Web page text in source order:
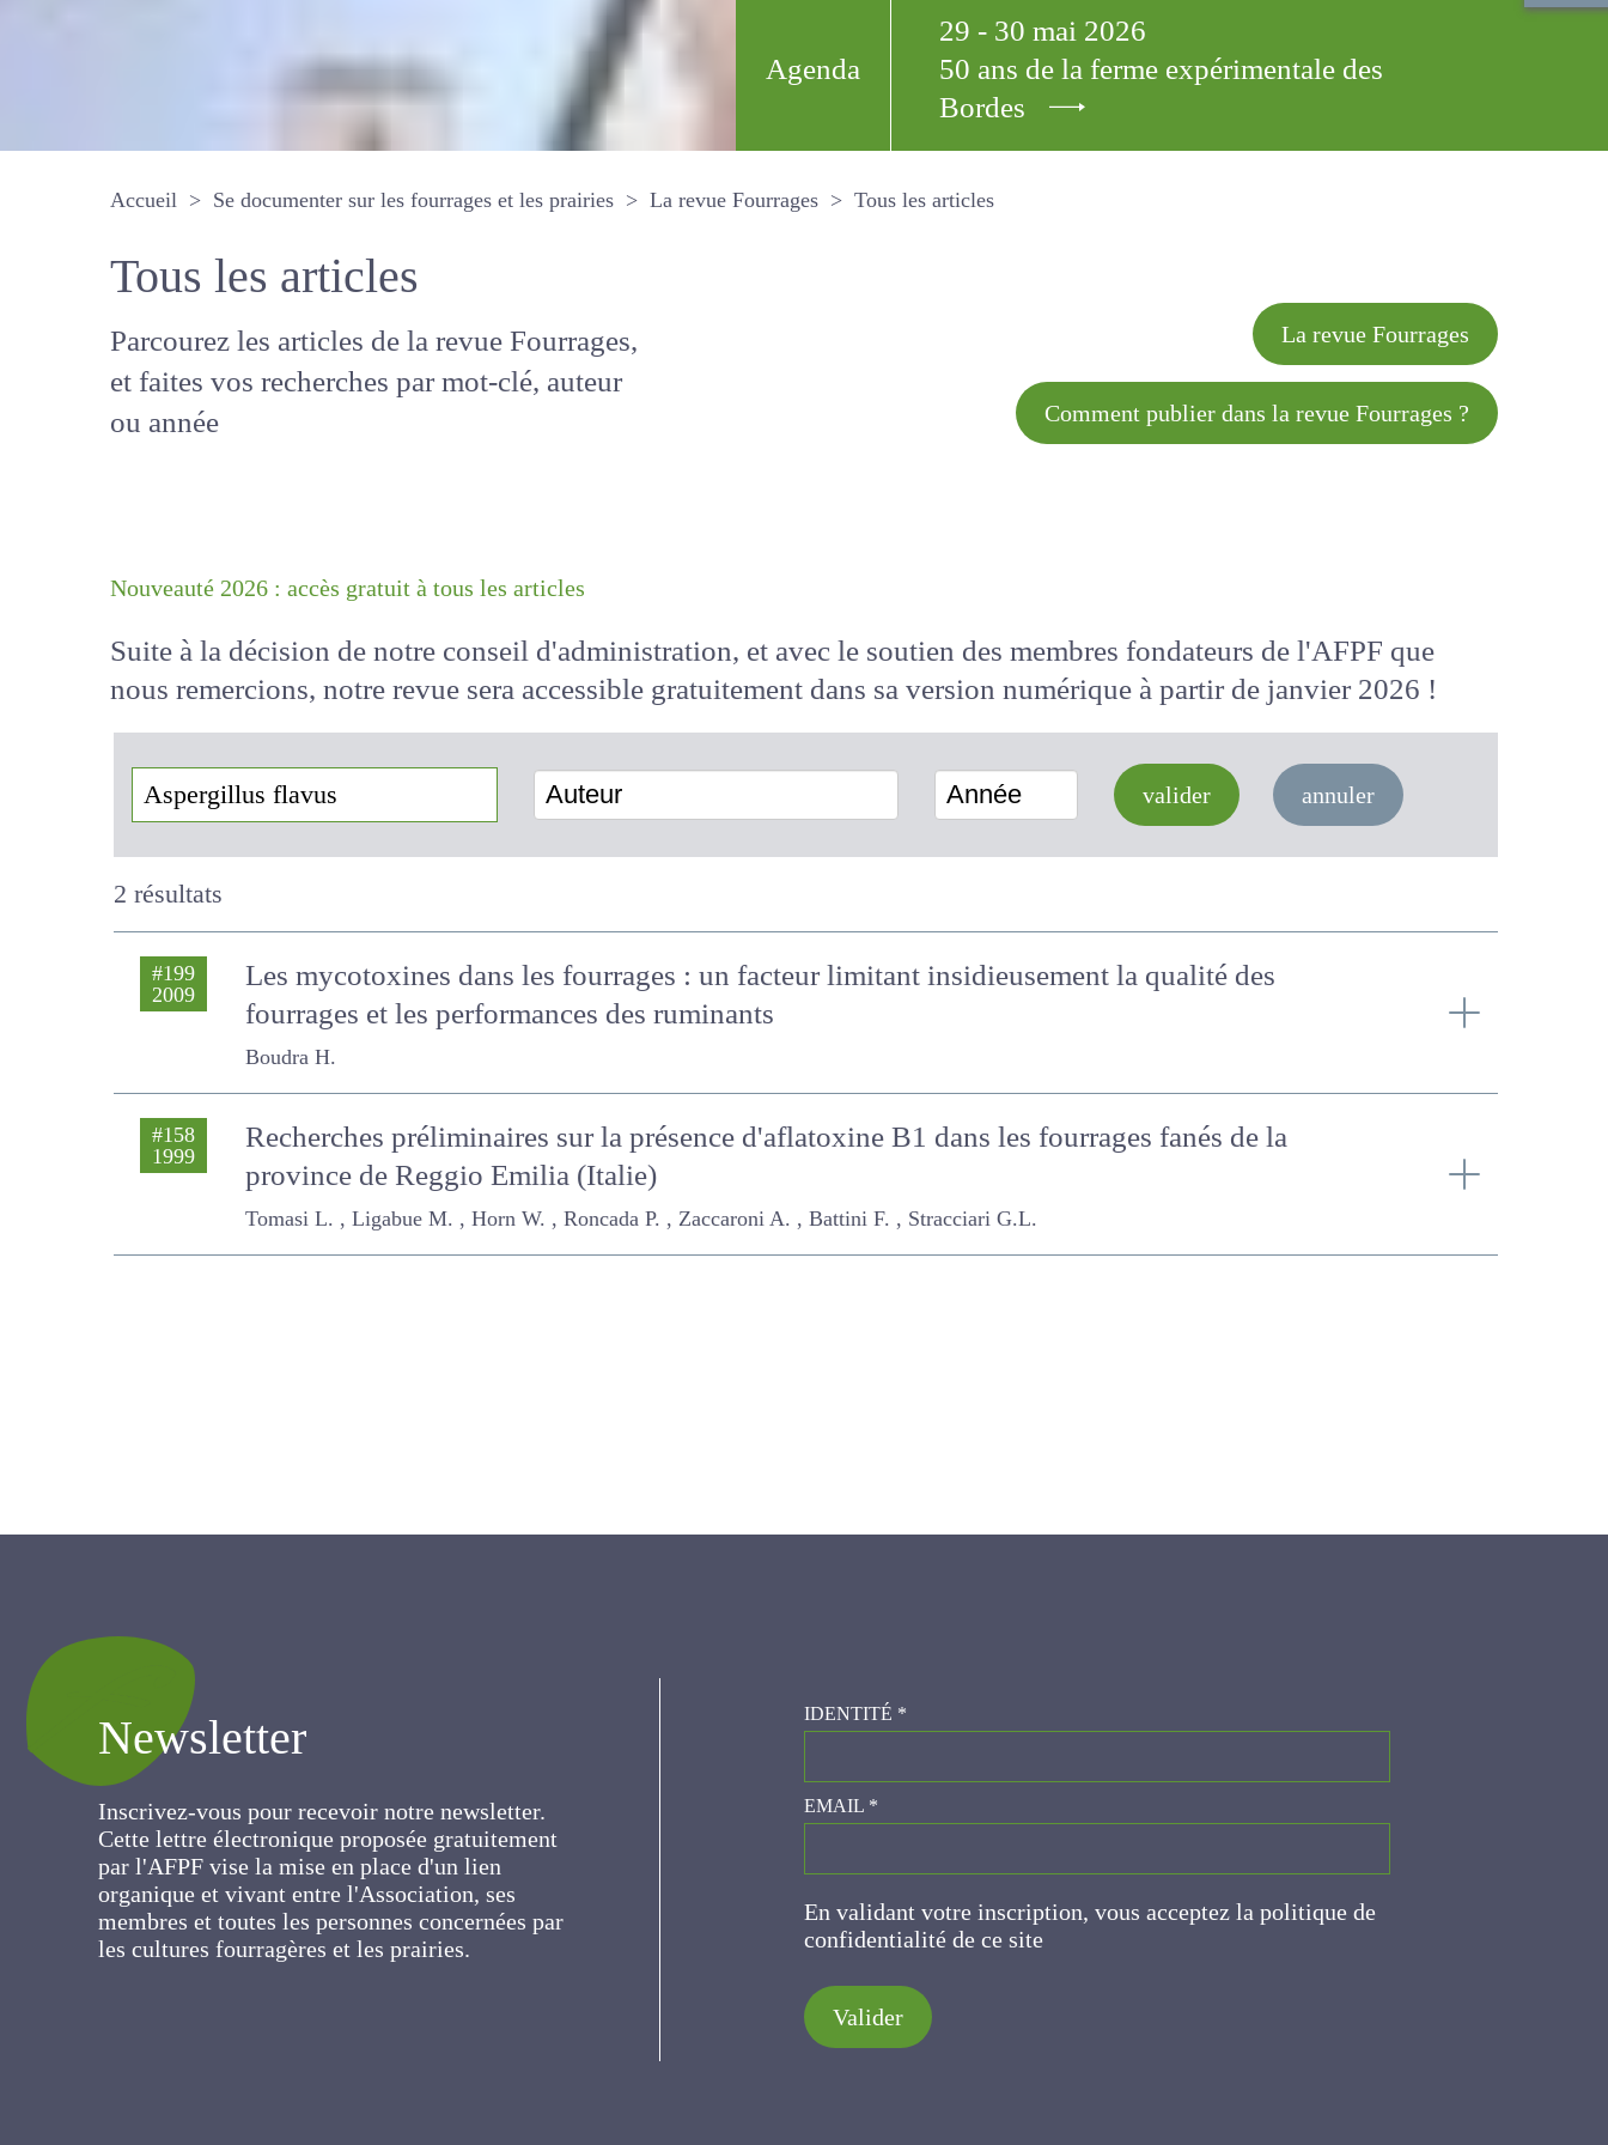
Agenda
29 - 30 mai 2026
50 ans de la ferme expérimentale des
Bordes
Accueil Se documenter sur les fourrages et les prairies La revue Fourrages Tous les articles
Tous les articles
Parcourez les articles de la revue
Fourrages, et faites vos recherches par
mot-clé, auteur ou année
La revue Fourrages
Comment publier dans la revue Fourrages ?
Suite à la décision de notre conseil d'administration, et avec le soutien des membres fondateurs de l'AFPF que
nous remercions, notre revue sera accessiblegratuitementdans sa version numériqueà partir de janvier 2026
!
Auteur Année valider annuler
2 résultats
#199
2009
Les mycotoxines dans les fourrages : un facteur limitant insidieusement la qualité des
fourrages et les performances des ruminants
Boudra H.
#158
1999
Recherches préliminaires sur la présence d'aflatoxine B1 dans les fourrages fanés de la
province de Reggio Emilia (Italie)
Tomasi L. , Ligabue M. , Horn W. , Roncada P. , Zaccaroni A. , Battini F. , Stracciari G.L.
Newsletter
Inscrivez-vous pour recevoir notre newsletter.
Cette lettre électronique proposée
gratuitement par l'AFPF vise la mise en place
d'un lien organique et vivant entre
l'Association, ses membres et toutes les
personnes concernées par les cultures
fourragères et les prairies.
IDENTITÉ*
EMAIL*
En validant votre inscription, vous acceptez la politique
de confidentialité de ce site
Valider